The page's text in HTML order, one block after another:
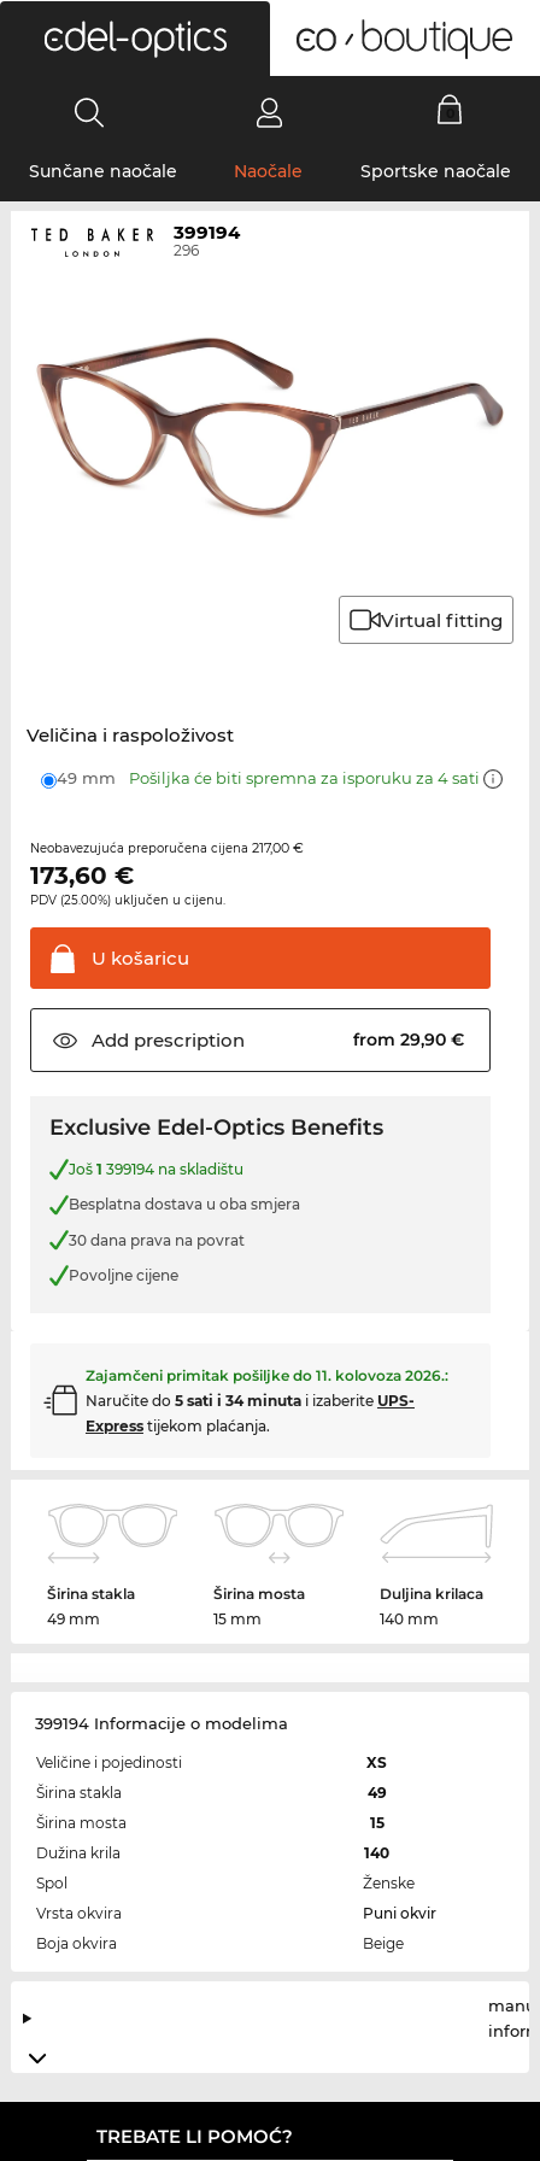
Sunčane naočale Naočale Sportske naočale
399194
296
Virtual fitting
Veličina i raspoloživost
49 mm Pošiljka će biti spremna za isporuku za 4 sati
Neobavezujuća preporučena cijena 217,00 €
173,60 €
PDV (25.00%) uključen u cijenu.
U košaricu
Add prescription from 29,90 €
Exclusive Edel-Optics Benefits
Još 1 399194 na skladištu
Besplatna dostava u oba smjera
30 dana prava na povrat
Povoljne cijene
Zajamčeni primitak pošiljke do 11. kolovoza 2026.:
Naručite do 5 sati i 34 minutai izaberite UPS-
Expresstijekom plaćanja.
Širina stakla
49 mm
Širina mosta
15 mm
Duljina krilaca
140 mm
399194 Informacije o modelima
Veličine i pojedinosti
XS
Širina stakla
49
Širina mosta
15
Dužina krila
140
Spol
Ženske
Vrsta okvira
Puni okvir
Boja okvira
Beige
TREBATE LI POMOĆ?